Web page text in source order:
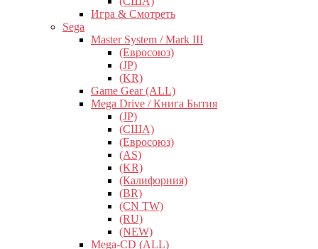
Игра & Смотреть
Sega
Master System / Mark III
(Евросоюз)
(JP)
(KR)
Game Gear (ALL)
Mega Drive / Книга Бытия
(JP)
(США)
(Евросоюз)
(AS)
(KR)
(Калифорния)
(BR)
(CN TW)
(RU)
(NEW)
Mega-CD (ALL)